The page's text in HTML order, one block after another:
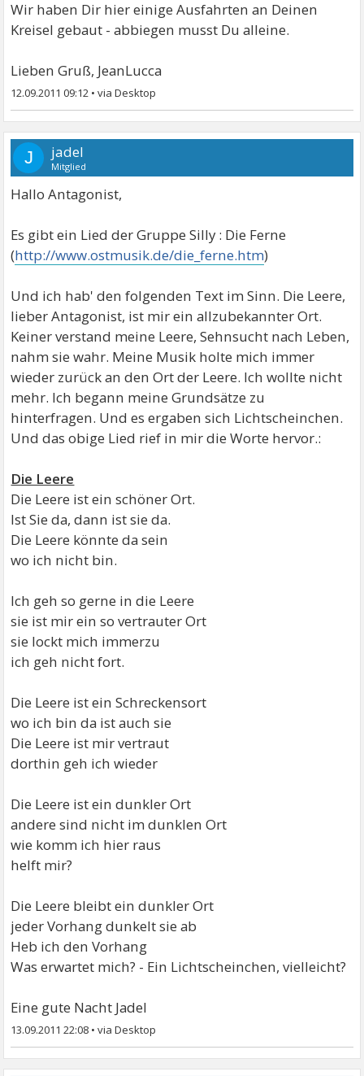
Wir haben Dir hier einige Ausfahrten an Deinen
Kreisel gebaut - abbiegen musst Du alleine.
Lieben Gruß, JeanLucca
12.09.2011 09:12 •
J jadel
Mitglied
Hallo Antagonist,
Es gibt ein Lied der Gruppe Silly : Die Ferne
(http://www.ostmusik.de/die_ferne.htm)
Und ich hab' den folgenden Text im Sinn. Die Leere,
lieber Antagonist, ist mir ein allzubekannter Ort.
Keiner verstand meine Leere, Sehnsucht nach Leben,
nahm sie wahr. Meine Musik holte mich immer
wieder zurück an den Ort der Leere. Ich wollte nicht
mehr. Ich begann meine Grundsätze zu
hinterfragen. Und es ergaben sich Lichtscheinchen.
Und das obige Lied rief in mir die Worte hervor.:
Die Leere
Die Leere ist ein schöner Ort.
Ist Sie da, dann ist sie da.
Die Leere könnte da sein
wo ich nicht bin.
Ich geh so gerne in die Leere
sie ist mir ein so vertrauter Ort
sie lockt mich immerzu
ich geh nicht fort.
Die Leere ist ein Schreckensort
wo ich bin da ist auch sie
Die Leere ist mir vertraut
dorthin geh ich wieder
Die Leere ist ein dunkler Ort
andere sind nicht im dunklen Ort
wie komm ich hier raus
helft mir?
Die Leere bleibt ein dunkler Ort
jeder Vorhang dunkelt sie ab
Heb ich den Vorhang
Was erwartet mich? - Ein Lichtscheinchen, vielleicht?
Eine gute Nacht Jadel
13.09.2011 22:08 •